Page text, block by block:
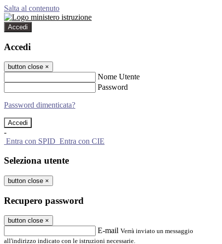
Salta al contenuto
Accedi
Accedi
button close ×
Nome Utente
Password
Password dimenticata?
-
Entra con SPID Entra con CIE
Seleziona utente
button close ×
Recupero password
button close ×
E-mail Verrà inviato un messaggio
all'indirizzo indicato con le istruzioni necessarie.